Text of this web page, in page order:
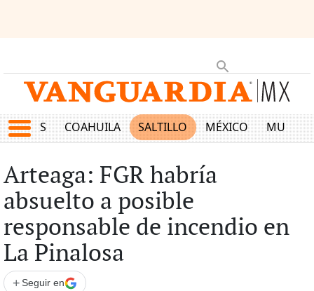
JUEGOS COAHUILA SALTILLO MÉXICO MUNDO
Arteaga: FGR habría
absuelto a posible
responsable de incendio en
La Pinalosa
+ Seguir en